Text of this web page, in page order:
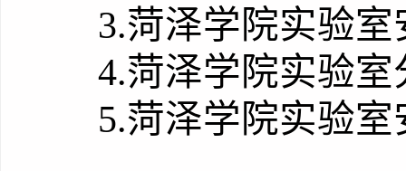
3.菏泽学院实验
4.菏泽学院实验
5.菏泽学院实验